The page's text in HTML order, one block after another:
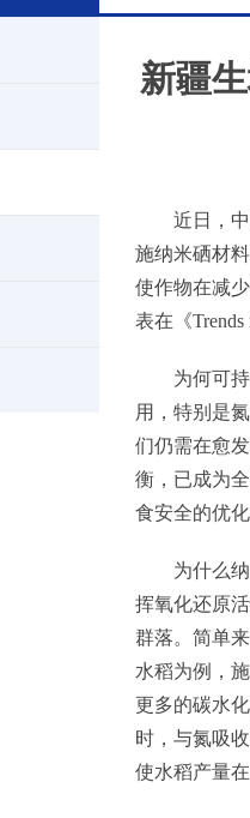
新疆
近日，中国
施纳米硒材
使作物在减
表在《Trends
为何可持续
用，特别是
们仍需在愈
衡，已成为
食安全的优化
为什么纳米
挥氧化还原
群落。简单
水稻为例，
更多的碳水
时，与氮吸
使水稻产量